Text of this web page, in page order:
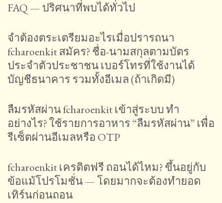
FAQ — ปริศนาที่พบได้ทั่วไป
จำต้องตระเตรียมอะไรเมื่อปรารถนา
fcharoenkit สมัคร? ชื่อ-นามสกุลตามบัตร
ประจำตัวประชาชน เบอร์โทรที่ใช้งานได้
บัญชีธนาคาร รวมทั้งอีเมล (ถ้าเกิดมี)
ลืมรหัสผ่าน fcharoenkit เข้าสู่ระบบ ทำ
อย่างไร? ใช้รายการอาหาร “ลืมรหัสผ่าน” เพื่อ
รีเซ็ตผ่านอีเมลหรือ OTP
fcharoenkit เครดิตฟรี ถอนได้ไหม? ขึ้นอยู่กับ
ข้อแม้โปรโมชั่น — โดยมากจะต้องทำยอด
เทิร์นก่อนถอน